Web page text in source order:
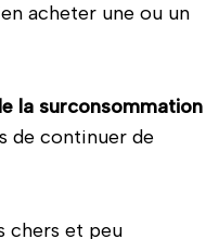
acheter une ou un
la surconsommation
de continuer de
chers et peu